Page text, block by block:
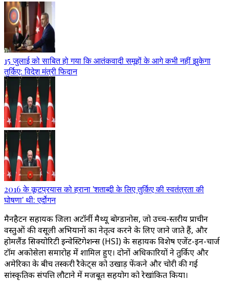
15 जुलाई को साबित हो गया कि आतंकवादी समूहों के आगे कभी नहीं झुकेगा
तुर्किए: विदेश मंत्री फिदान
2016 के कूटप्रयास को हराना 'शताब्दी के लिए तुर्किए की स्वतंत्रता की
घोषणा' थी: एर्दोगन
मैनहैटन सहायक जिला अटॉर्नी मैथ्यू बोग्डानोस, जो उच्च-स्तरीय प्राचीन
वस्तुओं की वसूली अभियानों का नेतृत्व करने के लिए जाने जाते हैं, और
होमलैंड सिक्योरिटी इन्वेस्टिगेशन्स (HSI) के सहायक विशेष एजेंट-इन-चार्ज
टॉम अकोसेला समारोह में शामिल हुए। दोनों अधिकारियों ने तुर्किए और
अमेरिका के बीच तस्करी रैकेट्स को उखाड़ फेंकने और चोरी की गई
सांस्कृतिक संपत्ति लौटाने में मजबूत सहयोग को रेखांकित किया।